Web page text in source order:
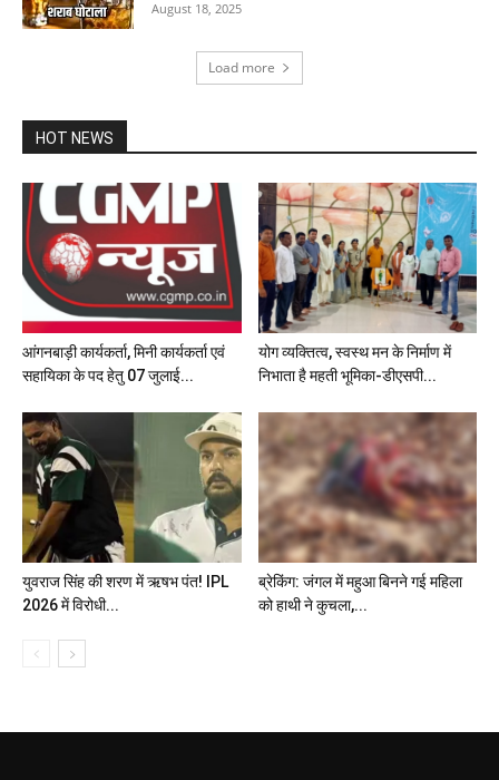
August 18, 2025
Load more
HOT NEWS
आंगनबाड़ी कार्यकर्ता, मिनी कार्यकर्ता एवं
सहायिका के पद हेतु 07 जुलाई...
योग व्यक्तित्व, स्वस्थ मन के निर्माण में
निभाता है महती भूमिका-डीएसपी...
युवराज सिंह की शरण में ऋषभ पंत! IPL
2026 में विरोधी...
ब्रेकिंग: जंगल में महुआ बिनने गई महिला
को हाथी ने कुचला,...